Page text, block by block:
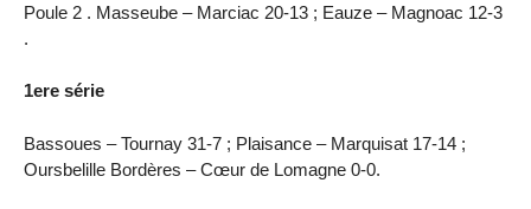
Poule 2 . Masseube – Marciac 20-13 ; Eauze – Magnoac 12-3
.
1ere série
Bassoues – Tournay 31-7 ; Plaisance – Marquisat 17-14 ;
Oursbelille Bordères – Cœur de Lomagne 0-0.